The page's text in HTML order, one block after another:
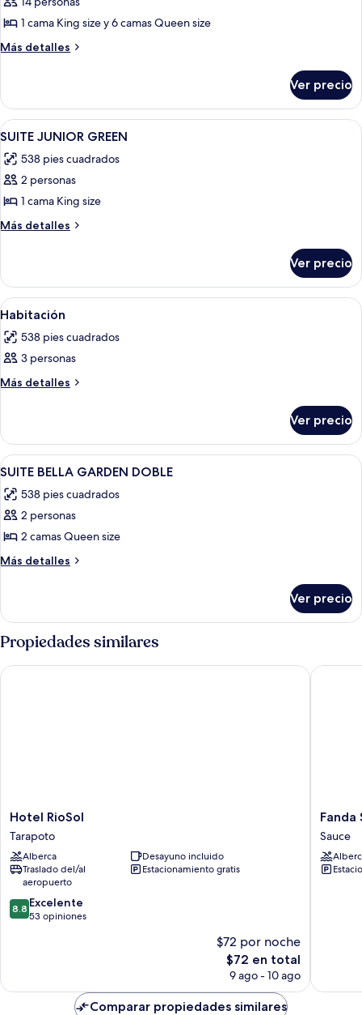
BELLA
ZONA
1 cama King size y 6 camas Queen size
Más detalles
Más
BELLA
TERRA
ZONA
Ver precio
Abrir
todas
las
fotos
de
SUITE
Ropa de cama de alta calidad,
2
SUITE JUNIOR GREEN
538 pies cuadrados
2 personas
1 cama King size
Más detalles
Más
JUNIOR
GREEN
Ver precio
Abrir
todas
las
fotos
de
Ropa de cama de alta calidad,
1
Habitación
538 pies cuadrados
3 personas
Más detalles
Más
Ver precio
Abrir
todas
las
fotos
de
SUITE
DOBLE
Ropa de cama de alta calidad,
2
SUITE BELLA GARDEN DOBLE
538 pies cuadrados
2 personas
2 camas Queen size
Más detalles
Más
BELLA
GARDEN
DOBLE
Ver precio
Propiedades similares
Hotel
RioSol
Tarapoto
Hotel RioSol
Tarapoto
Alberca
Desayuno incluido
Traslado del/al
aeropuerto
Estacionamiento gratis
8.8
de
8.8 Excelente
53 opiniones
$72 por noche
El
precio
es
$72 en total
9 ago - 10 ago
Hotel RioSol
Fanda
Sauce
Sauce
Fanda
Sauce
Fanda
Comparar propiedades similares